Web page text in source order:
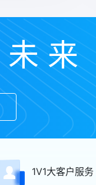
来
1V1大客户服务